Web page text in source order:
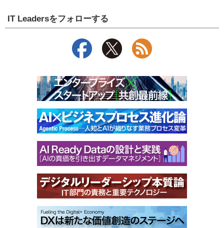
IT Leadersをフォローする